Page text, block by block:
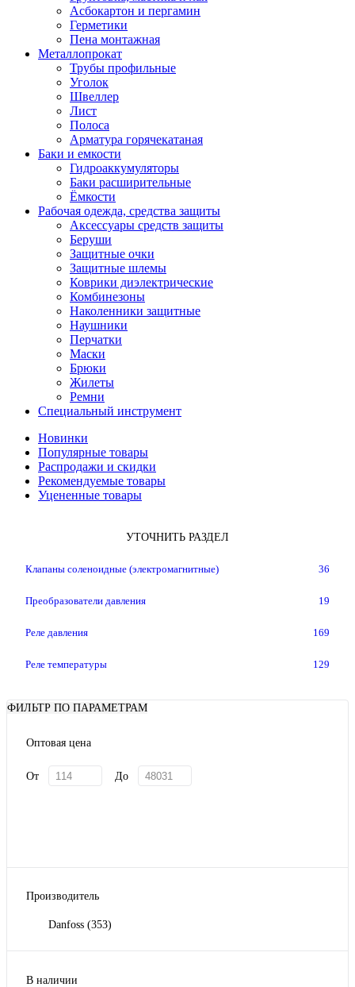
Асбокартон и пергамин
Герметики
Пена монтажная
Металлопрокат
Трубы профильные
Уголок
Швеллер
Лист
Полоса
Арматура горячекатаная
Баки и емкости
Гидроаккумуляторы
Баки расширительные
Ёмкости
Рабочая одежда, средства защиты
Аксессуары средств защиты
Беруши
Защитные очки
Защитные шлемы
Коврики диэлектрические
Комбинезоны
Наколенники защитные
Наушники
Перчатки
Маски
Брюки
Жилеты
Ремни
Специальный инструмент
Новинки
Популярные товары
Распродажи и скидки
Рекомендуемые товары
Уцененные товары
УТОЧНИТЬ РАЗДЕЛ
Клапаны соленоидные (электромагнитные) 36
Преобразователи давления 19
Реле давления 169
Реле температуры 129
ФИЛЬТР ПО ПАРАМЕТРАМ
Оптовая цена
От До
Производитель
Danfoss (353)
В наличии